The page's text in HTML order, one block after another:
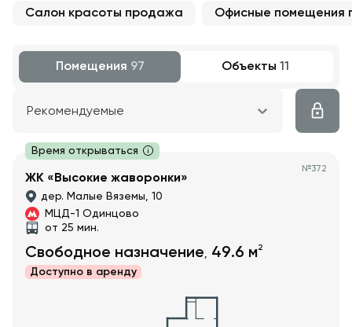
Салон красоты продажа Офисные помещения
Помещения 97 Объекты 11
Рекомендуемые
Время открываться
№372
ЖК «Высокие жаворонки»
дер. Малые Вяземы, 10
МЦД-1 Одинцово
от 25 мин.
Свободное назначение, 49.6 м2
Доступно в аренду